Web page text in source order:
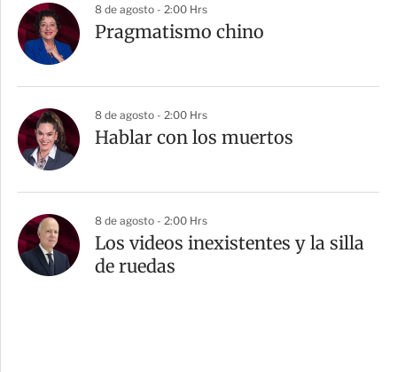
8 de agosto - 2:00 Hrs
Pragmatismo chino
8 de agosto - 2:00 Hrs
Hablar con los muertos
8 de agosto - 2:00 Hrs
Los videos inexistentes y la silla
de ruedas